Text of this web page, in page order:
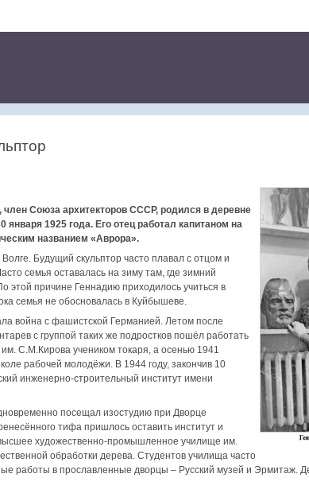
член Союза архитекторов СССР, родился в деревне
января 1925 года. Его отец работал капитаном на
названием «Аврора».
Будущий скульптор часто плавал с отцом и
семья оставалась на зиму там, где зимний
этой причине Геннадию приходилось учиться в
семья не обосновалась в Куйбышеве.
война с фашистской Германией. Летом после
с группой таких же подростков пошёл работать
С.М.Кирова учеником токаря, а осенью 1941
рабочей молодёжи. В 1944 году, закончив 10
инженерно-строительный институт имени
посещал изостудию при Дворце
тифа пришлось оставить институт и
художественно-промышленное училище им.
обработки дерева. Студентов училища часто
работы в прославленные дворцы – Русский музей и Эрмитаж.